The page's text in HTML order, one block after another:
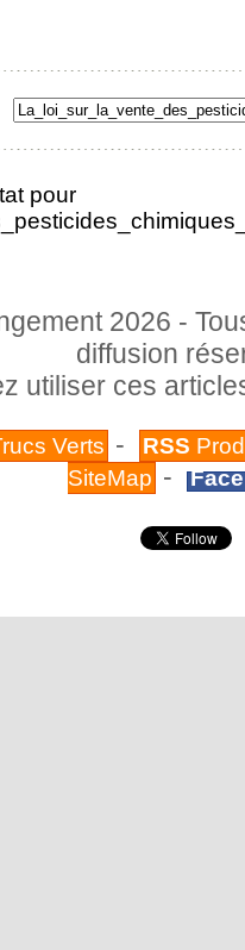
pour
2026 -
diffusion
utiliser ces
Verts - RSS
SiteMap -